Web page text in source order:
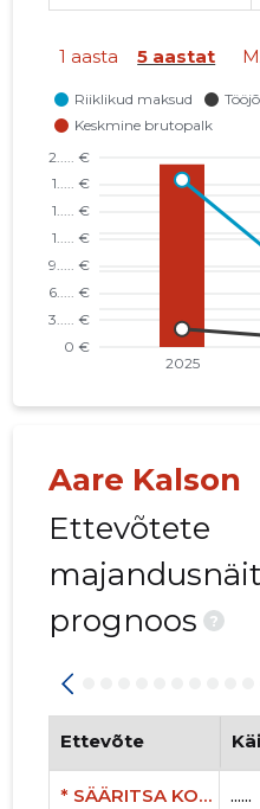
1 aasta 5 aastat
Aare Kalson
Ettevõtete
prognoos
?
Ettevõte
* SÄÄRITSA KORDONI OÜ ......